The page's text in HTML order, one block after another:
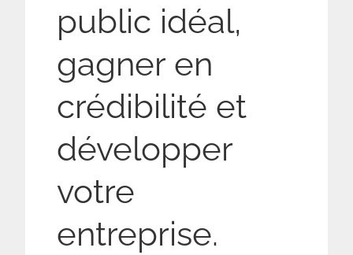
public idéal,
gagner en
crédibilité et
développer
votre
entreprise.